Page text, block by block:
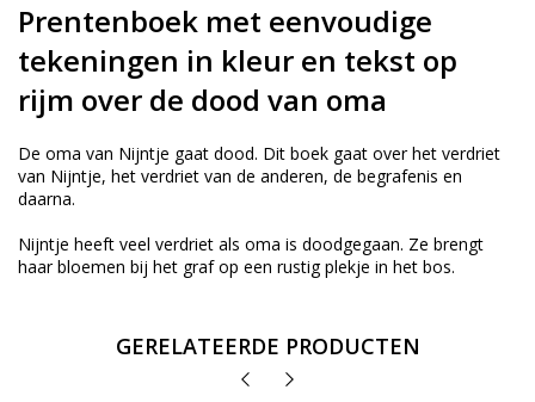
Prentenboek met eenvoudige
tekeningen in kleur en tekst op
rijm over de dood van oma
De oma van Nijntje gaat dood. Dit boek gaat over het verdriet
van Nijntje, het verdriet van de anderen, de begrafenis en
daarna.
Nijntje heeft veel verdriet als oma is doodgegaan. Ze brengt
haar bloemen bij het graf op een rustig plekje in het bos.
GERELATEERDE PRODUCTEN